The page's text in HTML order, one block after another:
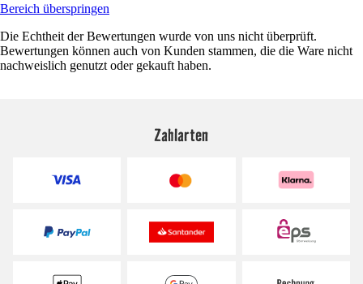
Bereich überspringen
Die Echtheit der Bewertungen wurde von uns nicht überprüft.
Bewertungen können auch von Kunden stammen, die die Ware nicht
nachweislich genutzt oder gekauft haben.
Zahlarten